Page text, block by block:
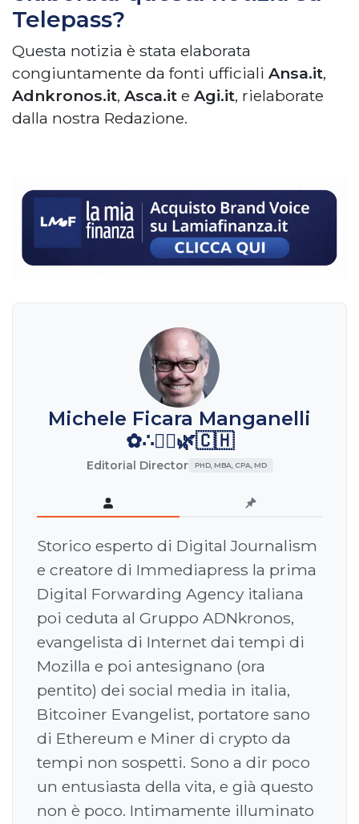
Telepass?
Questa notizia è stata elaborata
congiuntamente da fonti ufficiali Ansa.it,
Adnkronos.it, Asca.it e Agi.it, rielaborate
dalla nostra Redazione.
Michele Ficara Manganelli
✿∴♛🌿🇨🇭
Editorial Director PHD, MBA, CPA, MD
Storico esperto di Digital Journalism
e creatore di Immediapress la prima
Digital Forwarding Agency italiana
poi ceduta al Gruppo ADNkronos,
evangelista di Internet dai tempi di
Mozilla e poi antesignano (ora
pentito) dei social media in italia,
Bitcoiner Evangelist, portatore sano
di Ethereum e Miner di crypto da
tempi non sospetti. Sono a dir poco
un entusiasta della vita, e già questo
non è poco. Intimamente illuminato